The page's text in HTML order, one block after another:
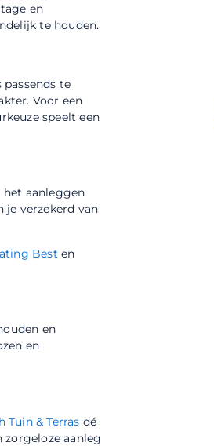
en
te houden.
te
Voor een
speelt een
het aanleggen
verzekerd van
Best en
en
en
Tuin & Terras dé
aanleg